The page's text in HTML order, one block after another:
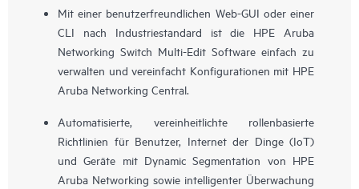
Mit einer benutzerfreundlichen Web-GUI oder einer
CLI nach Industriestandard ist die HPE Aruba
Networking Switch Multi-Edit Software einfach zu
verwalten und vereinfacht Konfigurationen mit HPE
Aruba Networking Central.
Automatisierte, vereinheitlichte rollenbasierte
Richtlinien für Benutzer, Internet der Dinge (IoT)
und Geräte mit Dynamic Segmentation von HPE
Aruba Networking sowie intelligenter Überwachung